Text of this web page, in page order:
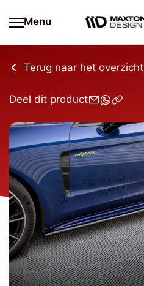
Menu
Terug naar het overzicht
Deel dit product